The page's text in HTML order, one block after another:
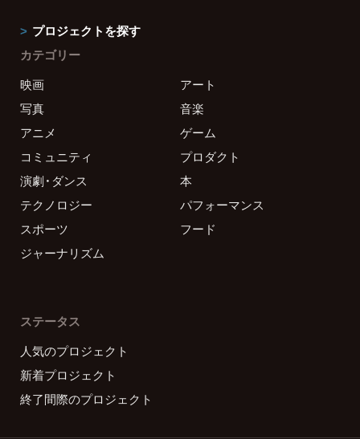
プロジェクトを探す
カテゴリー
映画
アート
写真
音楽
アニメ
ゲーム
コミュニティ
プロダクト
演劇・ダンス
本
テクノロジー
パフォーマンス
スポーツ
フード
ジャーナリズム
ステータス
人気のプロジェクト
新着プロジェクト
終了間際のプロジェクト